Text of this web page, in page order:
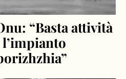
“Basta attività